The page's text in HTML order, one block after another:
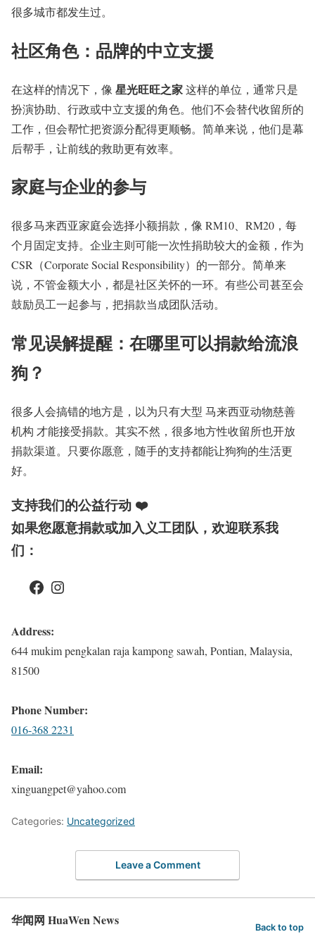
很多城市都发生过。
社区角色：品牌的中立支援
在这样的情况下，像 星光旺旺之家这样的单位，通常只是
扮演协助、行政或中立支援的角色。他们不会替代收留所的
工作，但会帮忙把资源分配得更顺畅。简单来说，他们是幕
后帮手，让前线的救助更有效率。
家庭与企业的参与
很多马来西亚家庭会选择小额捐款，像 RM10、RM20，每
个月固定支持。企业主则可能一次性捐助较大的金额，作为
CSR（Corporate Social Responsibility）的一部分。简单来
说，不管金额大小，都是社区关怀的一环。有些公司甚至会
鼓励员工一起参与，把捐款当成团队活动。
常见误解提醒：在哪里可以捐款给流浪
狗？
很多人会搞错的地方是，以为只有大型 马来西亚动物慈善
机构 才能接受捐款。其实不然，很多地方性收留所也开放
捐款渠道。只要你愿意，随手的支持都能让狗狗的生活更
好。
支持我们的公益行动 ❤️
如果您愿意捐款或加入义工团队，欢迎联系我
们：
Facebook Instagram
Address:
644 mukim pengkalan raja kampong sawah, Pontian, Malaysia,
81500
Phone Number:
016-368 2231
Email:
xinguangpet@yahoo.com
Categories: Uncategorized
Leave a Comment
华闻网 HuaWen News Back to top